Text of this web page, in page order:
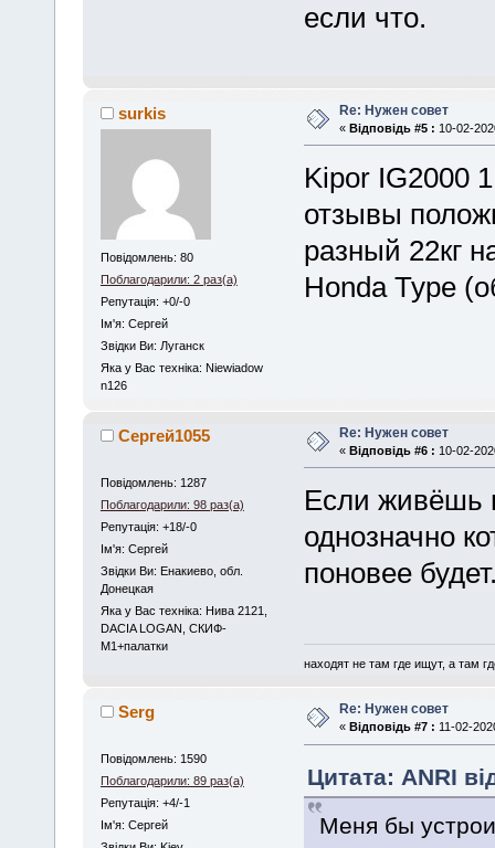
если что.
surkis
Повідомлень: 80
Поблагодарили: 2 раз(а)
Репутація: +0/-0
Iм'я: Сергей
Звідки Ви: Луганск
Яка у Вас техніка: Niewiadow
n126
Re: Нужен совет
« Відповідь #5 : 10-02-
Kipor IG2000
отзывы
разный 22кг
Honda Type
Сергей1055
Повідомлень: 1287
Поблагодарили: 98 раз(а)
Репутація: +18/-0
Iм'я: Сергей
Звідки Ви: Енакиево, обл.
Донецкая
Яка у Вас техніка: Нива 2121,
DACIA LOGAN, СКИФ-
М1+палатки
Re: Нужен совет
« Відповідь #6 : 10-02-
Если живёшь
однозначно
поновее
находят не там где ищут, а там
Serg
Повідомлень: 1590
Поблагодарили: 89 раз(а)
Репутація: +4/-1
Iм'я: Сергей
Re: Нужен совет
« Відповідь #7 : 11-02-
Цитата: ANRI
Меня бы